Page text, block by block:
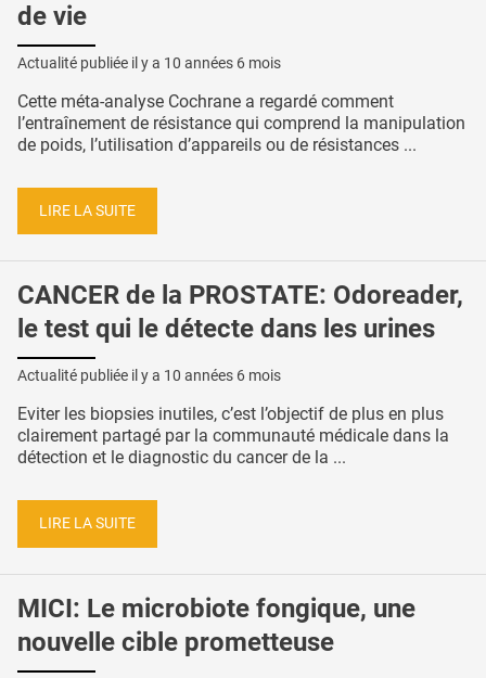
de vie
Actualité publiée il y a 10 années 6 mois
Cette méta-analyse Cochrane a regardé comment
l’entraînement de résistance qui comprend la manipulation
de poids, l’utilisation d’appareils ou de résistances ...
LIRE LA SUITE
CANCER de la PROSTATE: Odoreader,
le test qui le détecte dans les urines
Actualité publiée il y a 10 années 6 mois
Eviter les biopsies inutiles, c’est l’objectif de plus en plus
clairement partagé par la communauté médicale dans la
détection et le diagnostic du cancer de la ...
LIRE LA SUITE
MICI: Le microbiote fongique, une
nouvelle cible prometteuse